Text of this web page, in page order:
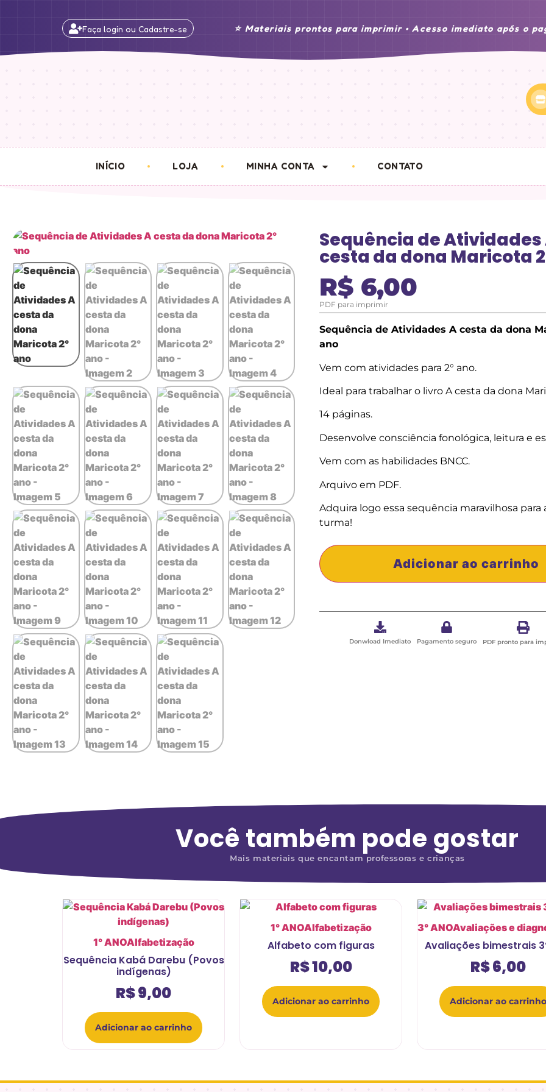
⭐ Materiais prontos para imprimir • Acesso imediato após o
Faça login ou Cadastre-se
INÍCIO LOJA MINHA CONTA CONTATO
Sequência de Atividades
cesta da dona Maricota
R$ 6,00
PDF para imprimir
Sequência de Atividades A cesta da dona
ano
Vem com atividades para 2° ano.
Ideal para trabalhar o livro A cesta da dona
14 páginas.
Desenvolve consciência fonológica, leitura e
Vem com as habilidades BNCC.
Arquivo em PDF.
Adquira logo essa sequência maravilhosa para
turma!
Adicionar ao carrinho
Donwload Imediato Pagamento seguro PDF pronto para
Você também pode gostar
Mais materiais que encantam professoras e crianças
1° ANOAlfabetização
Sequência Kabá Darebu (Povos
indígenas)
R$9,00
Adicionar ao carrinho
1° ANOAlfabetização
Alfabeto com figuras
R$10,00
Adicionar ao carrinho
3° ANOAvaliações e
Avaliações bimestrais
R$6,00
Adicionar ao carrinho